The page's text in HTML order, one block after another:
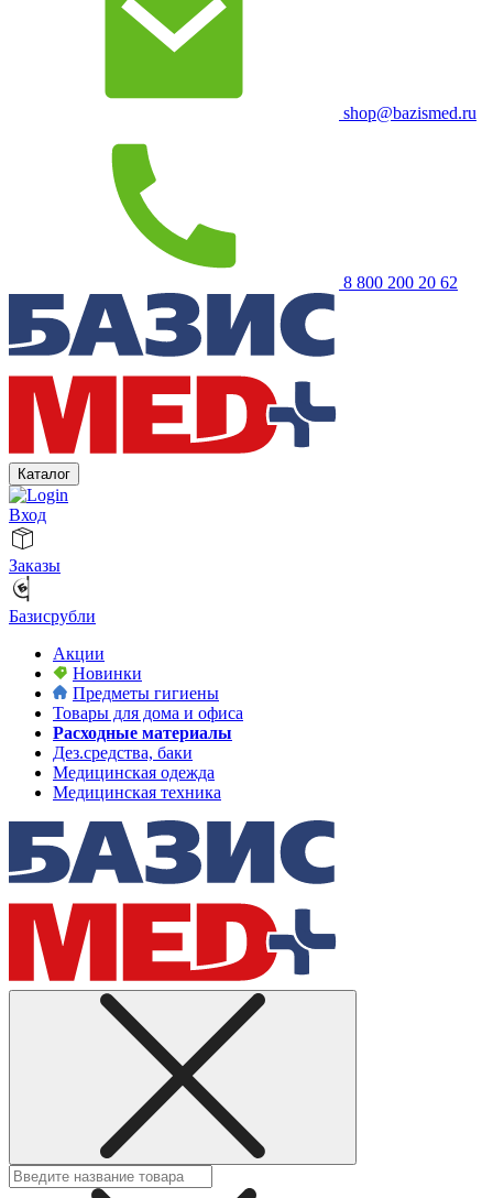
shop@bazismed.ru
8 800 200 20 62
Каталог
Вход
Заказы
Базисрубли
Акции
Новинки
Предметы гигиены
Товары для дома и офиса
Расходные материалы
Дез.средства, баки
Медицинская одежда
Медицинская техника